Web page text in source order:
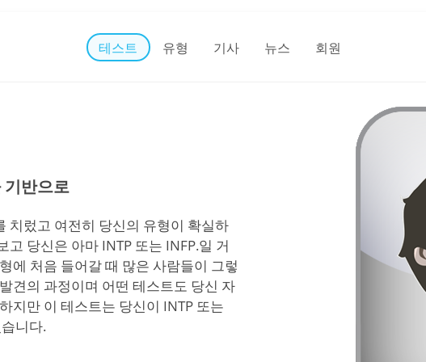
테스트 유형 기사 뉴스 회원
반으로
치렀고 여전히 당신의 유형이 확실하
당신은 아마 INTP 또는 INFP.일 거
에 처음 들어갈 때 많은 사람들이 그렇
견의 과정이며 어떤 테스트도 당신 자
지만 이 테스트는 당신이 INTP 또는
니다.